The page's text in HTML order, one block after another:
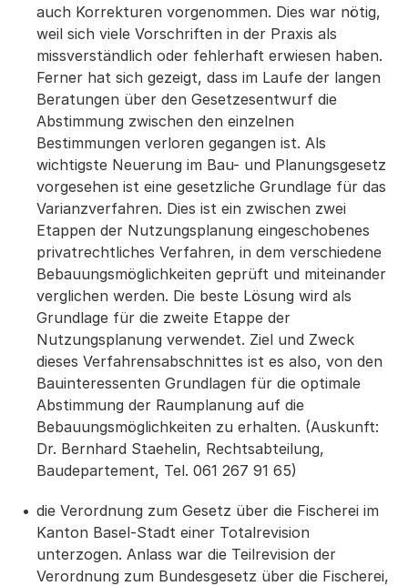
auch Korrekturen vorgenommen. Dies war nötig,
weil sich viele Vorschriften in der Praxis als
missverständlich oder fehlerhaft erwiesen haben.
Ferner hat sich gezeigt, dass im Laufe der langen
Beratungen über den Gesetzesentwurf die
Abstimmung zwischen den einzelnen
Bestimmungen verloren gegangen ist. Als
wichtigste Neuerung im Bau- und Planungsgesetz
vorgesehen ist eine gesetzliche Grundlage für das
Varianzverfahren. Dies ist ein zwischen zwei
Etappen der Nutzungsplanung eingeschobenes
privatrechtliches Verfahren, in dem verschiedene
Bebauungsmöglichkeiten geprüft und miteinander
verglichen werden. Die beste Lösung wird als
Grundlage für die zweite Etappe der
Nutzungsplanung verwendet. Ziel und Zweck
dieses Verfahrensabschnittes ist es also, von den
Bauinteressenten Grundlagen für die optimale
Abstimmung der Raumplanung auf die
Bebauungsmöglichkeiten zu erhalten. (Auskunft:
Dr. Bernhard Staehelin, Rechtsabteilung,
Baudepartement, Tel. 061 267 91 65)
die Verordnung zum Gesetz über die Fischerei im
Kanton Basel-Stadt einer Totalrevision
unterzogen. Anlass war die Teilrevision der
Verordnung zum Bundesgesetz über die Fischerei,